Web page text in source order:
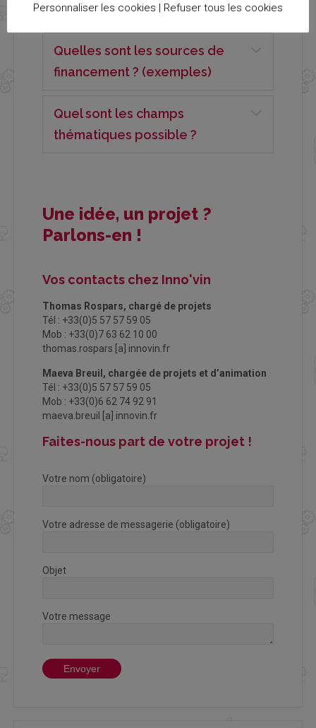
accompagné ? (exemples)
Quelles sont les sources de
financement ? (exemples)
Quel sont les champs
thématiques possible ?
Une idée, un projet ?
Parlons-en !
Vos contacts chez Inno'vin
Thomas Rospars, chargé de projets
Tél : +33(0)5 57 57 59 05
Mob : +33(0)7 63 62 10 00
thomas.rospars [a] innovin.fr
Maeva Breuil, chargée de projets et d’animation
Tél : +33(0)5 57 57 59 05
Mob : +33(0)6 62 74 92 91
maeva.breuil [a] innovin.fr
Faites-nous part de votre projet !
Votre nom (obligatoire)
Votre adresse de messagerie (obligatoire)
Objet
Votre message
Personnaliser les cookies | Refuser tous les cookies